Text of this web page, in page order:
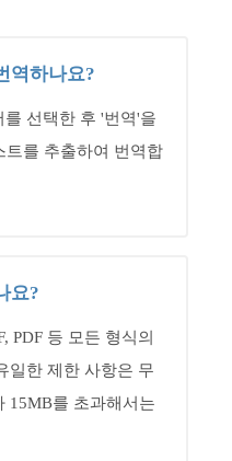
역하나요?
선택한 후 '번역'을
를 추출하여 번역합
요?
PDF 등 모든 형식의
일한 제한 사항은 무
15MB를 초과해서는